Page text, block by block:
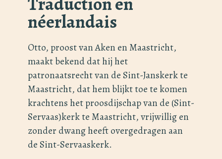
néerlandais
Otto, proost van Aken en Maastricht,
maakt bekend dat hij het
patronaatsrecht van de Sint-Janskerk te
Maastricht, dat hem blijkt toe te komen
krachtens het proosdijschap van de (Sint-
Servaas)kerk te Maastricht, vrijwillig en
zonder dwang heeft overgedragen aan
de Sint-Servaaskerk.